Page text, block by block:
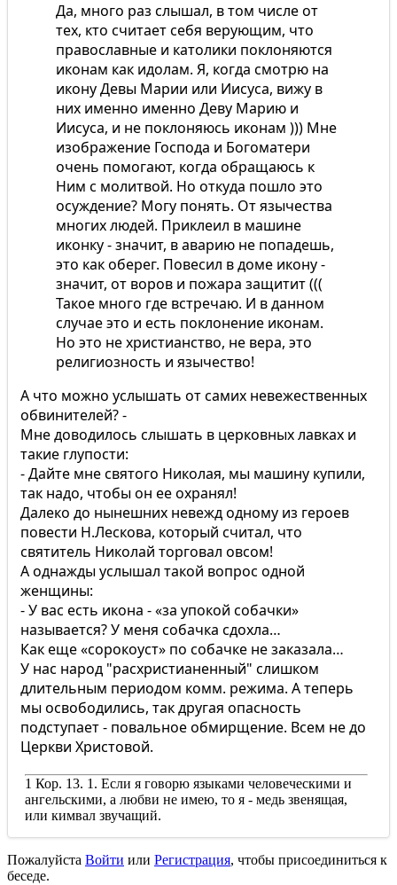
Да, много раз слышал, в том числе от
тех, кто считает себя верующим, что
православные и католики поклоняются
иконам как идолам. Я, когда смотрю на
икону Девы Марии или Иисуса, вижу в
них именно именно Деву Марию и
Иисуса, и не поклоняюсь иконам ))) Мне
изображение Господа и Богоматери
очень помогают, когда обращаюсь к
Ним с молитвой. Но откуда пошло это
осуждение? Могу понять. От язычества
многих людей. Приклеил в машине
иконку - значит, в аварию не попадешь,
это как оберег. Повесил в доме икону -
значит, от воров и пожара защитит (((
Такое много где встречаю. И в данном
случае это и есть поклонение иконам.
Но это не христианство, не вера, это
религиозность и язычество!
А что можно услышать от самих невежественных
обвинителей? -
Мне доводилось слышать в церковных лавках и
такие глупости:
- Дайте мне святого Николая, мы машину купили,
так надо, чтобы он ее охранял!
Далеко до нынешних невежд одному из героев
повести Н.Лескова, который считал, что
святитель Николай торговал овсом!
А однажды услышал такой вопрос одной
женщины:
- У вас есть икона - «за упокой собачки»
называется? У меня собачка сдохла…
Как еще «сорокоуст» по собачке не заказала…
У нас народ "расхристианенный" слишком
длительным периодом комм. режима. А теперь
мы освободились, так другая опасность
подступает - повальное обмирщение. Всем не до
Церкви Христовой.
1 Кор. 13. 1. Если я говорю языками человеческими и
ангельскими, а любви не имею, то я - медь звенящая,
или кимвал звучащий.
Пожалуйста Войти или Регистрация, чтобы присоединиться к
беседе.